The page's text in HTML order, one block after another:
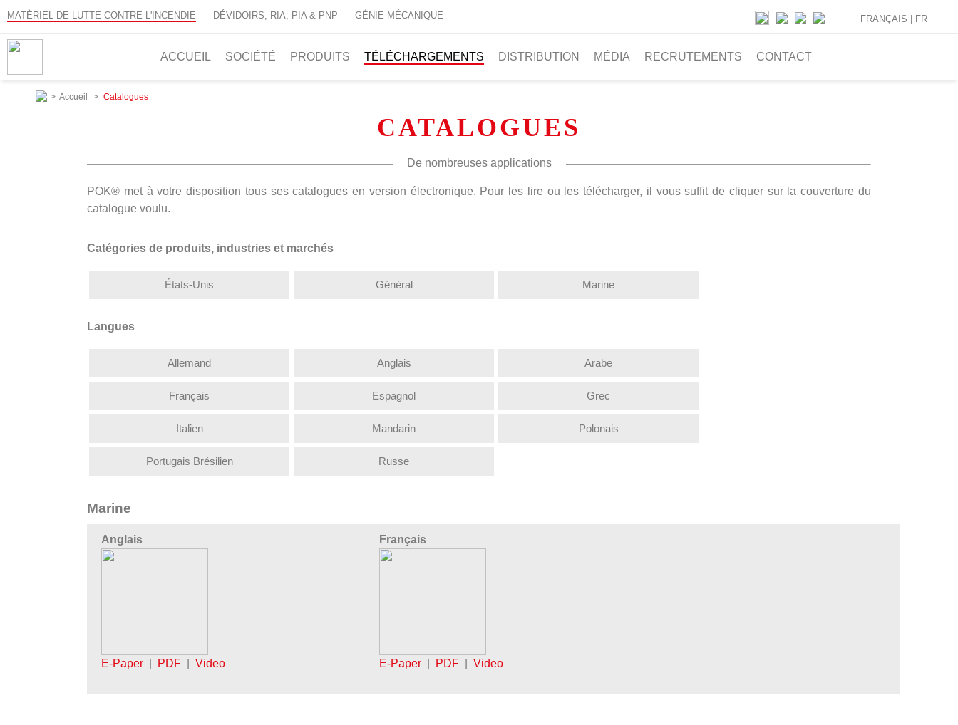
MATÈRIEL DE LUTTE CONTRE L'INCENDIE DÉVIDOIRS, RIA, PIA & PNP GÉNIE MÉCANIQUE
ACCUEIL SOCIÉTÉ PRODUITS TÉLÉCHARGEMENTS DISTRIBUTION MÉDIA RECRUTEMENTS CONTACT
FRANÇAIS | FR
> Accueil > Catalogues
CATALOGUES
De nombreuses applications
POK® met à votre disposition tous ses catalogues en version électronique. Pour les lire ou les télécharger, il vous suffit de cliquer sur la couverture du
catalogue voulu.
Catégories de produits, industries et marchés
États-Unis Général Marine
Langues
Allemand Anglais Arabe
Français Espagnol Grec
Italien Mandarin Polonais
Portugais Brésilien Russe
Marine
Anglais
E-Paper PDF Video
Français
E-Paper PDF Video